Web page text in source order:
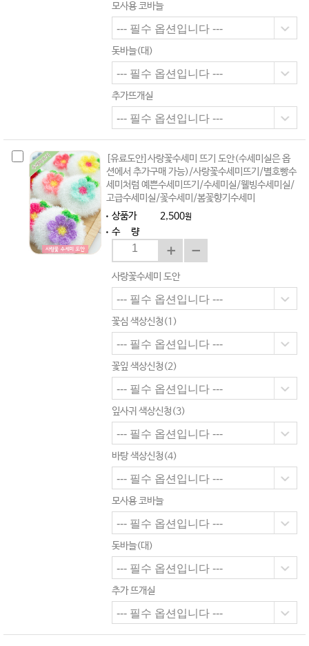
모사용 코바늘
돗바늘(대)
추가뜨개실
[유료도안]사랑꽃수세미 뜨기 도안(수세미실은 옵
션에서 추가구매 가능)/사랑꽃수세미뜨기/별호빵수
세미처럼 예쁜수세미뜨기/수세미실/웰빙수세미실/
고급수세미실/꽃수세미/봄꽃향기수세미
상품가
2,500원
수 량
사랑꽃수세미 도안
꽃심 색상신청(1)
꽃잎 색상신청(2)
잎사귀 색상신청(3)
바탕 색상신청(4)
모사용 코바늘
돗바늘(대)
추가 뜨개실